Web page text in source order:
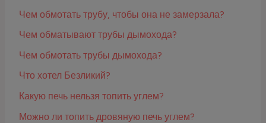
Чем обмотать трубу, чтобы она не замерзала?
Чем обматывают трубы дымохода?
Чем обмотать трубы дымохода?
Что хотел Безликий?
Какую печь нельзя топить углем?
Можно ли топить дровяную печь углем?